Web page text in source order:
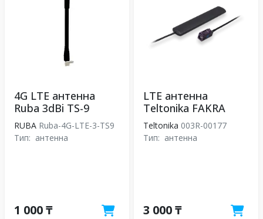
4G LTE антенна
Ruba 3dBi TS-9
RUBA Ruba-4G-LTE-3-TS9
Тип: антенна
1 000 ₸
LTE антенна
Teltonika FAKRA
Teltonika 003R-00177
Тип: антенна
3 000 ₸